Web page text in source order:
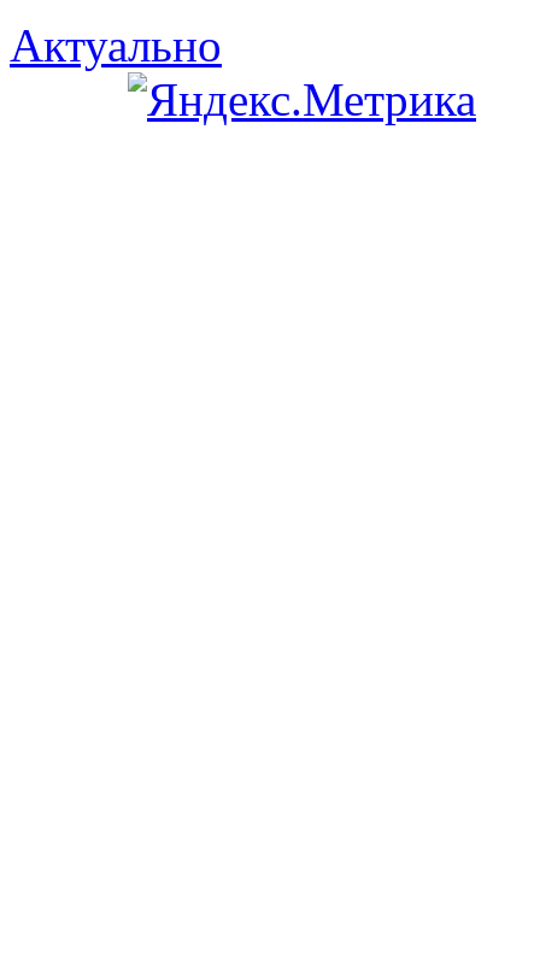
Актуально